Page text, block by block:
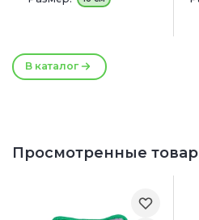
В каталог
Просмотренные